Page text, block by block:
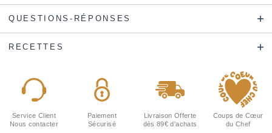
QUESTIONS-RÉPONSES
RECETTES
Service Client
Nous contacter
Paiement
Sécurisé
Livraison Offerte
dès 89€ d'achats
Coups de Cœur
du Chef